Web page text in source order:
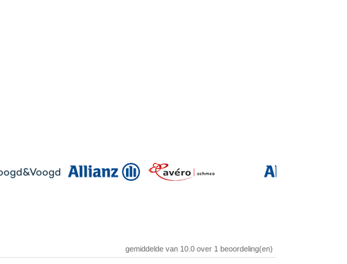
gemiddelde van 10.0 over 1 beoordeling(en)